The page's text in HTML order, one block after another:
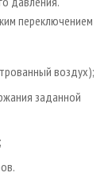
переключением
воздух);
заданной